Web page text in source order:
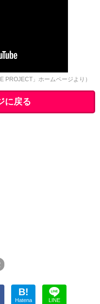
PROJECT」ホームページより）
に戻る
B!
Hatena LINE